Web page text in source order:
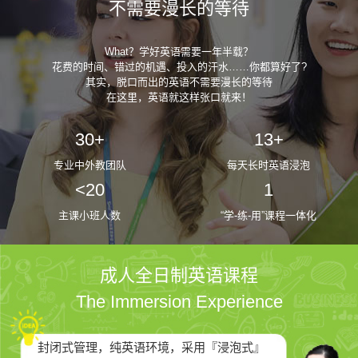
不需要漫长的等待
What？学好英语需要一年半载？
花费的时间、错过的机遇、投入的汗水……你都算好了?
其实，脱口而出的英语不需要漫长的等待
在这里，英语就这样张口就来！
30+
专业中外教团队
13+
每天长时英语浸泡
<20
主课小班人数
1
“学-练-用”课程一体化
成人全日制英语课程
The Immersion Experience
封闭式管理，纯英语环境，采用『浸泡式』